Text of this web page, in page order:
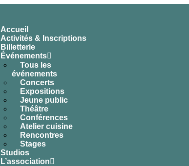
Accueil
Activités & Inscriptions
Billetterie
Événements
Tous les
événements
Concerts
Expositions
Jeune public
Théâtre
Conférences
Atelier cuisine
Rencontres
Stages
Studios
L’association